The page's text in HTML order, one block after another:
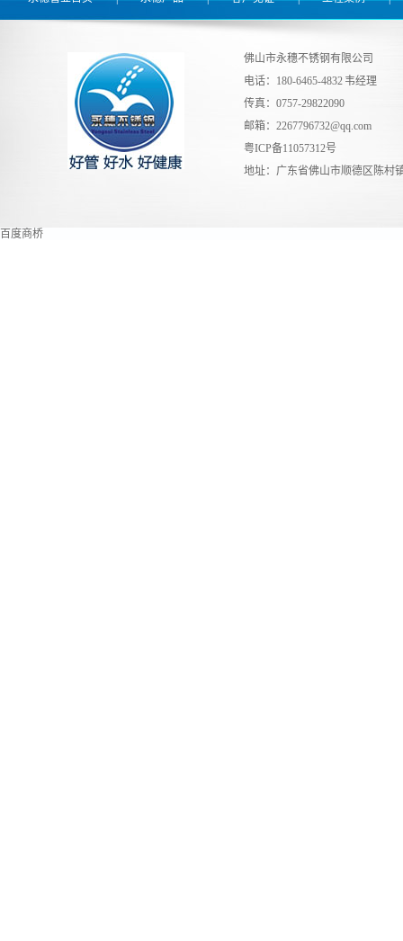
佛山市永穗不锈钢有限公司
电话：180-6465-4832 韦经理
传真：0757-29822090
邮箱：2267796732@qq.com
粤ICP备11057312号
地址：广东省佛山市顺德区陈
百度商桥